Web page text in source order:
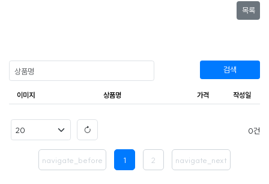
목록
검색
이미지 상품명 가격 작성일
navigate_before 1 2 navigate_next
0